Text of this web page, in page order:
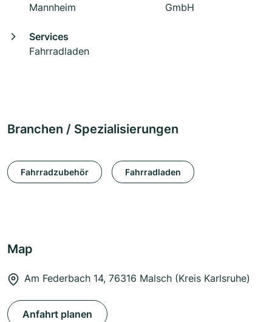
Mannheim
GmbH
Services
Fahrradladen
Branchen / Spezialisierungen
Fahrradzubehör Fahrradladen
Map
Am Federbach 14, 76316 Malsch (Kreis Karlsruhe)
Anfahrt planen